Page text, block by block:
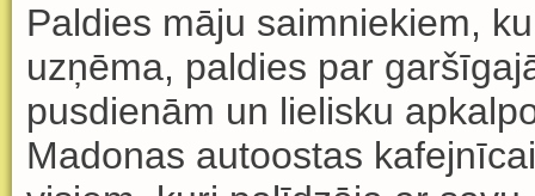
Paldies māju saimniekiem,
uzņēma, paldies par
pusdienām un lielisku
Madonas autoostas